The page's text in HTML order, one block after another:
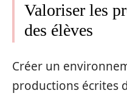
Valoriser les
des élèves
Créer un
productions écrites